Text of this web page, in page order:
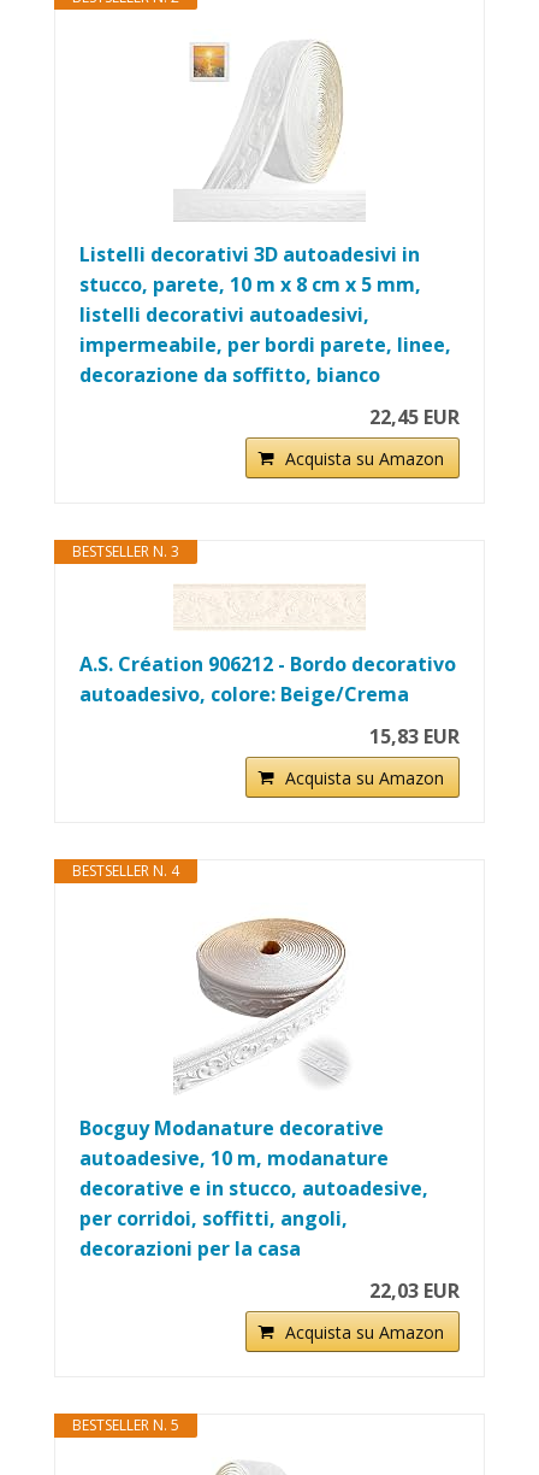
Listelli decorativi 3D autoadesivi in
stucco, parete, 10 m x 8 cm x 5 mm,
listelli decorativi autoadesivi,
impermeabile, per bordi parete, linee,
decorazione da soffitto, bianco
22,45 EUR
Acquista su Amazon
BESTSELLER N. 3
A.S. Création 906212 - Bordo decorativo
autoadesivo, colore: Beige/Crema
15,83 EUR
Acquista su Amazon
BESTSELLER N. 4
Bocguy Modanature decorative
autoadesive, 10 m, modanature
decorative e in stucco, autoadesive,
per corridoi, soffitti, angoli,
decorazioni per la casa
22,03 EUR
Acquista su Amazon
BESTSELLER N. 5